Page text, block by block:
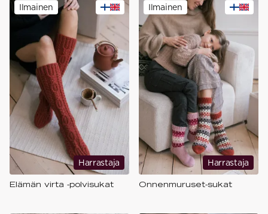
Harrastaja
Ilmainen
Elämän virta -polvisukat
Harrastaja
Ilmainen
Onnenmuruset-sukat